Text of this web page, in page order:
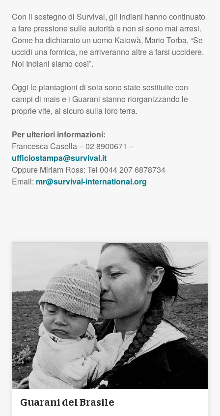
Con il sostegno di Survival, gli Indiani hanno continuato
a fare pressione sulle autorità e non si sono mai arresi.
Come ha dichiarato un uomo Kaiowà, Mario Torba, “Se
uccidi una formica, ne arriveranno altre a farsi uccidere.
Noi Indiani siamo così”.
Oggi le piantagioni di soia sono state sostituite con
campi di mais e i Guarani stanno riorganizzando le
proprie vite, al sicuro sulla loro terra.
Per ulteriori informazioni:
Francesca Casella – 02 8900671 –
ufficiostampa@survival.it
Oppure Miriam Ross: Tel 0044 207 6878734
Email: mr@survival-international.org
Guarani del Brasile